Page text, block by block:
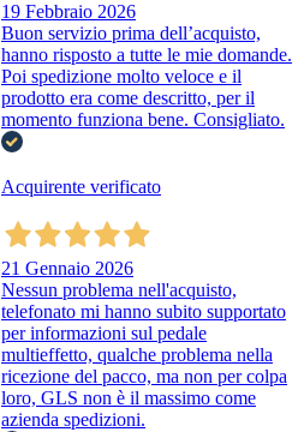
19 Febbraio 2026
Buon servizio prima dell’acquisto,
hanno risposto a tutte le mie domande.
Poi spedizione molto veloce e il
prodotto era come descritto, per il
momento funziona bene. Consigliato.
Acquirente verificato
21 Gennaio 2026
Nessun problema nell'acquisto,
telefonato mi hanno subito supportato
per informazioni sul pedale
multieffetto, qualche problema nella
ricezione del pacco, ma non per colpa
loro, GLS non è il massimo come
azienda spedizioni.